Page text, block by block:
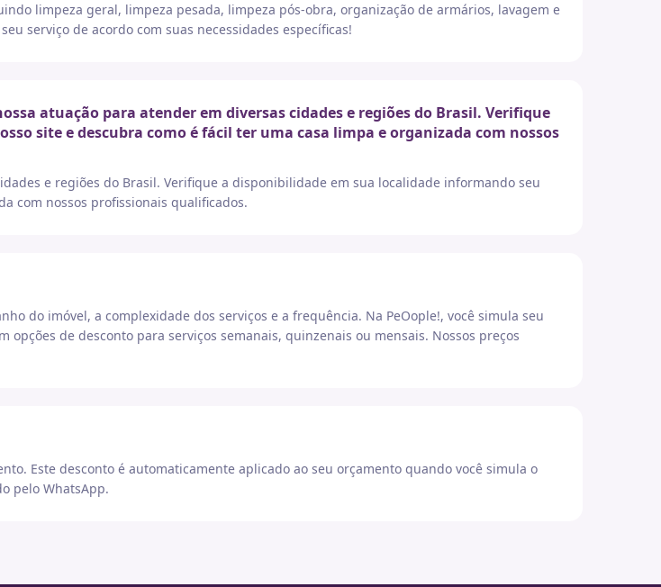
limpeza geral, limpeza pesada, limpeza pós-obra, organização de armários, lavagem e
serviço de acordo com suas necessidades específicas!
atuação para atender em diversas cidades e regiões do Brasil. Verifique
site e descubra como é fácil ter uma casa limpa e organizada com nossos
e regiões do Brasil. Verifique a disponibilidade em sua localidade informando seu
com nossos profissionais qualificados.
do imóvel, a complexidade dos serviços e a frequência. Na PeOople!, você simula seu
de desconto para serviços semanais, quinzenais ou mensais. Nossos preços
Este desconto é automaticamente aplicado ao seu orçamento quando você simula o
pelo WhatsApp.